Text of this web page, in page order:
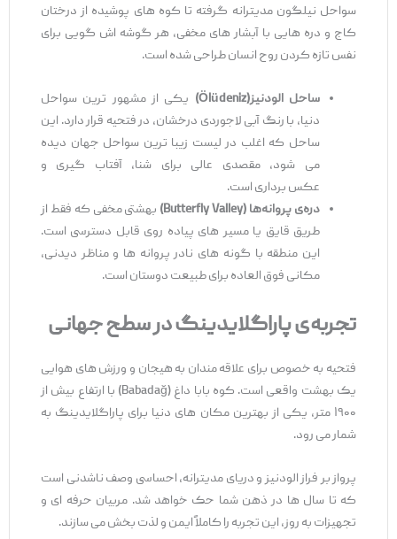
سواحل نیلگون مدیترانه گرفته تا کوه‌ های پوشیده از درختان
کاج و دره‌ هایی با آبشار های مخفی، هر گوشه ‌اش گویی برای
نفس تازه کردن روح انسان طراحی شده است.
ساحل الودنیز(Ölüdeniz)
یکی از مشهور ترین سواحل
دنیا، با رنگ آبی لاجوردی درخشان، در فتحیه قرار دارد. این
ساحل که اغلب در لیست زیبا ترین سواحل جهان دیده
می ‌شود، مقصدی عالی برای شنا، آفتاب‌ گیری و
عکس ‌برداری است.
دره‌ی پروانه‌ها(Butterfly Valley)
بهشتی مخفی که فقط از
طریق قایق یا مسیر های پیاده ‌روی قابل دسترسی است.
این منطقه با گونه ‌های نادر پروانه ‌ها و مناظر دیدنی،
مکانی فوق ‌العاده برای طبیعت ‌دوستان است.
تجربه‌ی پاراگلایدینگ در سطح جهانی
فتحیه به ‌خصوص برای علاقه ‌مندان به هیجان و ورزش‌ های هوایی
یک بهشت واقعی است. کوه بابا داغ (Babadağ) با ارتفاع بیش از
۱۹۰۰ متر، یکی از بهترین مکان‌ های دنیا برای پاراگلایدینگ به
شمار می ‌رود.
پرواز بر فراز الودنیز و دریای مدیترانه، احساسی وصف ‌ناشدنی است
که تا سال ‌ها در ذهن شما حک خواهد شد. مربیان حرفه ای و
تجهیزات به ‌روز، این تجربه را کاملاً ایمن و لذت ‌بخش می ‌سازند.